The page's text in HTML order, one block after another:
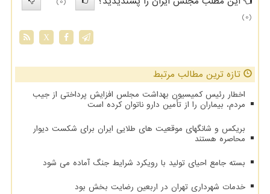
(0)
X
تازه ترین مطالب مرتبط
اخطار رئیس کمیسیون بهداشت مجلس افزایش پرداختی از جیب
مردم، بیماران را از تأمین دارو ناتوان کرده است
بریکس و شانگهای موقعیت های طلایی ایران برای شکست دیوار
محاصره هستند
بسته جامع احیای تولید با رویکرد شرایط جنگ آماده می شود
خدمات شهرداری تهران در اربعین رضایت بخش بود